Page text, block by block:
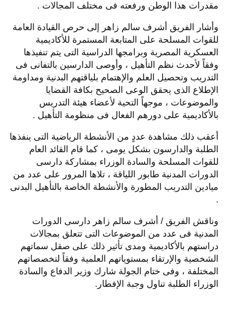
مقدرات هذا الوطن ورفعته فى مختلف المجالات .
وأشار الفريق أشرف سالم زاهر إلى حرص القيادة العامة
للقوات المسلحة على المتابعة المستمرة للأكاديمية
العسكرية المصرية وبرامجها الدراسية التى يتم تنفيذها
وفقاً لأحدث نظم التأهيل ، وأوصى الدارسين بالتفانى فى
التدريب وتحصيل العلم والإهتمام بلياقتهم البدنية ومداومة
الإطلاع الذى يحقق الوعى الصحيح بكافة القضايا
والموضوعات ، موجهاً التحية لأعضاء هيئة التدريس
بالأكاديمية على دورهم الفعال فى منظومة التأهيل .
أعقب ذلك مشاهدة عددٍ من الأنشطة الرياضية التى ينفذها
الطلبة والدارسون بشكل يومى ، كما قام القائد العام
للقوات المسلحة والسادة الوزراء بمشاركة دارسى
الدورات المدنية طابور اللياقة ، تلاها المرور على عدد من
ميادين التدريب المطورة والأنشطة الخاصة بالتأهيل البدنى
.
وناقش الفريق / أشرف سالم زاهر دارسى الدورات
المدنية فى عدد من الموضوعات التى تتعلق بمجالات
دراستهم بالأكاديمية ومدى تأثير ذلك على صقل سماتهم
الشخصية والإرتقاء بمستوياتهم العلمية وفقاً لتخصصاتهم
المختلفة ، وفى ختام الجولة شارك وزير الدفاع والسادة
الوزراء الطلبة تناول وجبة الإفطار.